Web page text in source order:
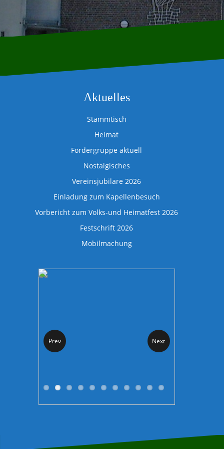
Aktuelles
Stammtisch
Heimat
Fördergruppe aktuell
Nostalgisches
Vereinsjubilare 2026
Einladung zum Kapellenbesuch
Vorbericht zum Volks-und Heimatfest 2026
Festschrift 2026
Mobilmachung
Prev Next